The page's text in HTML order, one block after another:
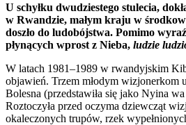
U schyłku dwudziestego stulecia,
w Rwandzie, małym kraju w
doszło do ludobójstwa. Pomimo
płynących wprost z Nieba, ludzie
W latach 1981–1989 w rwandyjskim
objawień. Trzem młodym wizjonerkom
Bolesna (przedstawiła się jako Nyina
Roztoczyła przed oczyma dziewcząt
okaleczonych trupów, rzek